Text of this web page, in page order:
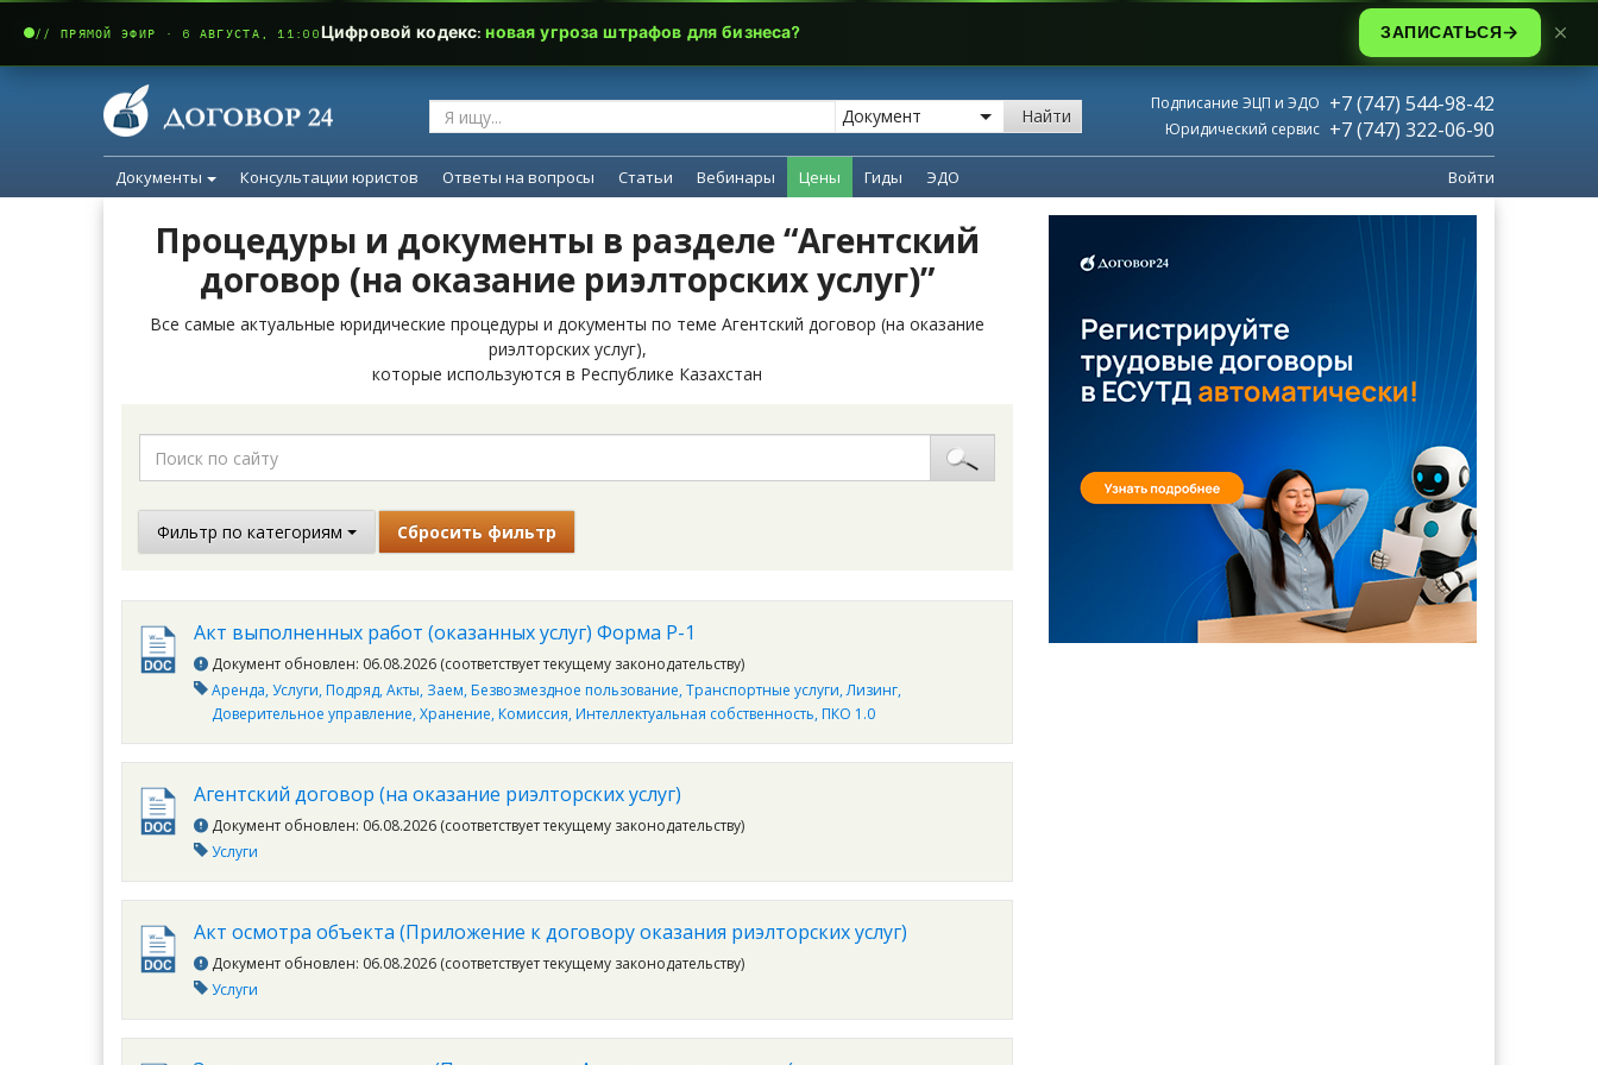
Найти
Подписание ЭЦП и ЭДО +7 (747) 544-98-42
Юридический сервис +7 (747) 322-06-90
Документы Консультации юристов Ответы на вопросы Статьи Вебинары Цены Гиды ЭДО Войти
Процедуры и документы в разделе “Агентский
договор (на оказание риэлторских услуг)”
Все самые актуальные юридические процедуры и документы по теме Агентский договор (на оказание
риэлторских услуг),
которые используются в Республике Казахстан
Фильтр по категориям Сбросить фильтр
Акт выполненных работ (оказанных услуг) Форма Р-1
Документ обновлен: 06.08.2026 (соответствует текущему законодательству)
Аренда Услуги Подряд Акты Заем Безвозмездное пользование Транспортные услуги Лизинг
Доверительное управление Хранение Комиссия Интеллектуальная собственность ПКО 1.0
Агентский договор (на оказание риэлторских услуг)
Документ обновлен: 06.08.2026 (соответствует текущему законодательству)
Услуги
Акт осмотра объекта (Приложение к договору оказания риэлторских услуг)
Документ обновлен: 06.08.2026 (соответствует текущему законодательству)
Услуги
// ПРЯМОЙ ЭФИР · 6 АВГУСТА, 11:00Цифровой кодекс:новая угроза штрафов для бизнеса? ЗАПИСАТЬСЯ